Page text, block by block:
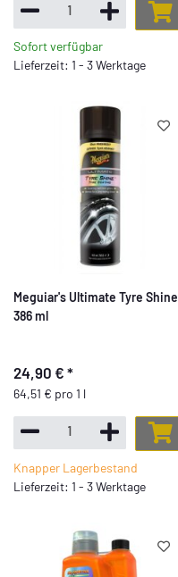
Sofort verfügbar
Lieferzeit: 1 - 3 Werktage
Meguiar's Ultimate Tyre Shine
386 ml
24,90 € *
64,51 € pro 1 l
Knapper Lagerbestand
Lieferzeit: 1 - 3 Werktage